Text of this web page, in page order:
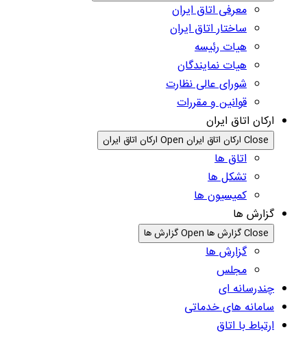
معرفی اتاق ایران
ساختار اتاق ایران
هیات رئیسه
هیات نمایندگان
شورای عالی نظارت
قوانین و مقررات
ارکان اتاق ایران
Close ارکان اتاق ایران Open ارکان اتاق ایران
اتاق ها
تشکل ها
کمیسیون ها
گزارش ها
Close گزارش ها Open گزارش ها
گزارش ها
مجلس
چندرسانه ای
سامانه های خدماتی
ارتباط با اتاق